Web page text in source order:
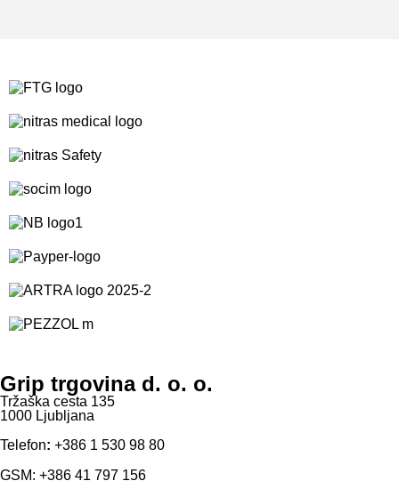
Grip trgovina d. o. o.
Tržaška cesta 135
1000 Ljubljana
Telefon: +386 1 530 98 80
GSM: +386 41 797 156